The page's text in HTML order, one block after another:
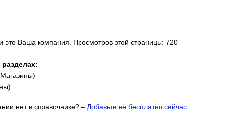
это Ваша компания. Просмотров этой страницы: 720
разделах:
нет в справочнике? – Добавьте её бесплатно сейчас